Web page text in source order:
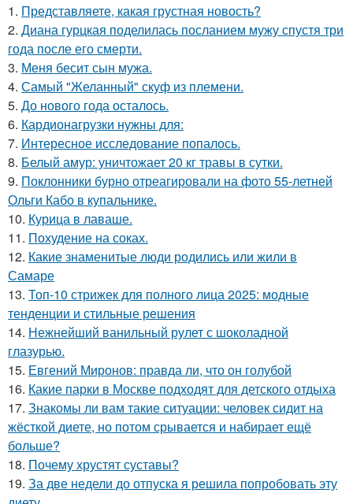
1. Представляете, какая грустная новость?
2. Диана гурцкая поделилась посланием мужу спустя три
года после его смерти.
3. Меня бесит сын мужа.
4. Самый "Желанный" скуф из племени.
5. До нового года осталось.
6. Кардионагрузки нужны для:
7. Интересное исследование попалось.
8. Белый амур: уничтожает 20 кг травы в сутки.
9. Поклонники бурно отреагировали на фото 55-летней
Ольги Кабо в купальнике.
10. Курица в лаваше.
11. Похудение на соках.
12. Какие знаменитые люди родились или жили в
Самаре
13. Топ-10 стрижек для полного лица 2025: модные
тенденции и стильные решения
14. Нежнейший ванильный рулет с шоколадной
глазурью.
15. Евгений Миронов: правда ли, что он голубой
16. Какие парки в Москве подходят для детского отдыха
17. Знакомы ли вам такие ситуации: человек сидит на
жёсткой диете, но потом срывается и набирает ещё
больше?
18. Почему хрустят суставы?
19. За две недели до отпуска я решила попробовать эту